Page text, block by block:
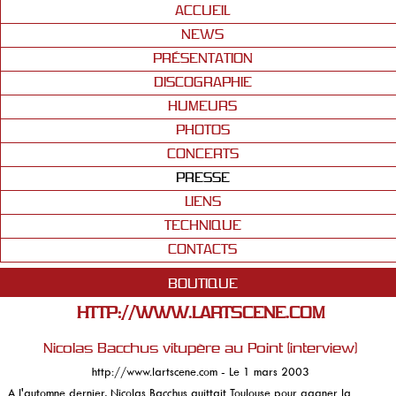
ACCUEIL
NEWS
PRÉSENTATION
DISCOGRAPHIE
HUMEURS
PHOTOS
CONCERTS
PRESSE
LIENS
TECHNIQUE
CONTACTS
BOUTIQUE
HTTP://WWW.LARTSCENE.COM
Nicolas Bacchus vitupère au Point (interview)
http://www.lartscene.com - Le 1 mars 2003
A l'automne dernier, Nicolas Bacchus quittait Toulouse pour gagner la